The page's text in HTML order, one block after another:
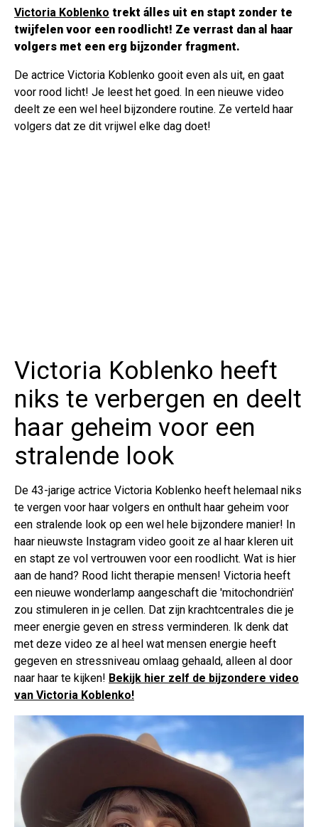
Victoria Koblenko trekt álles uit en stapt zonder te
twijfelen voor een roodlicht! Ze verrast dan al haar
volgers met een erg bijzonder fragment.
De actrice Victoria Koblenko gooit even als uit, en gaat
voor rood licht! Je leest het goed. In een nieuwe video
deelt ze een wel heel bijzondere routine. Ze verteld haar
volgers dat ze dit vrijwel elke dag doet!
Victoria Koblenko heeft
niks te verbergen en deelt
haar geheim voor een
stralende look
De 43-jarige actrice Victoria Koblenko heeft helemaal niks
te vergen voor haar volgers en onthult haar geheim voor
een stralende look op een wel hele bijzondere manier! In
haar nieuwste Instagram video gooit ze al haar kleren uit
en stapt ze vol vertrouwen voor een roodlicht. Wat is hier
aan de hand? Rood licht therapie mensen! Victoria heeft
een nieuwe wonderlamp aangeschaft die 'mitochondriën'
zou stimuleren in je cellen. Dat zijn krachtcentrales die je
meer energie geven en stress verminderen. Ik denk dat
met deze video ze al heel wat mensen energie heeft
gegeven en stressniveau omlaag gehaald, alleen al door
naar haar te kijken! Bekijk hier zelf de bijzondere video
van Victoria Koblenko!